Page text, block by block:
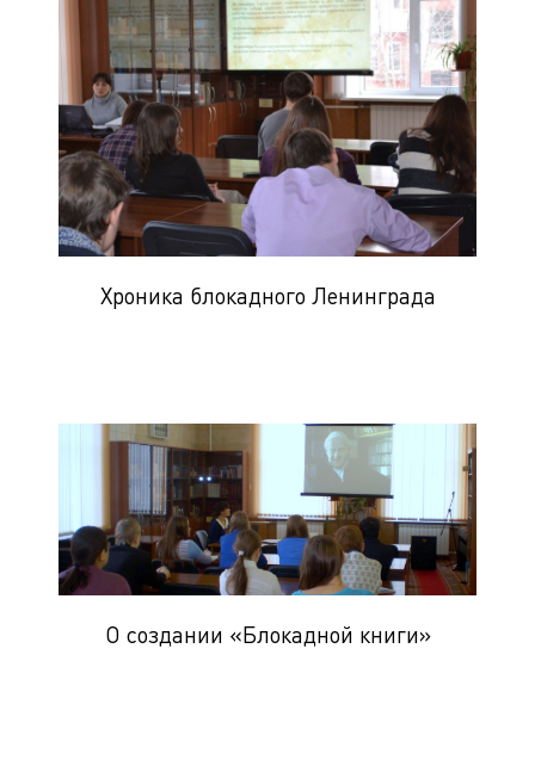
Хроника блокадного Ленинграда
О создании «Блокадной книги»